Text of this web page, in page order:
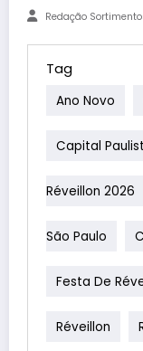
Redação
Tag
Ano Novo
Capital
Réveillon 2026
São Paulo
Festa De
Réveillon